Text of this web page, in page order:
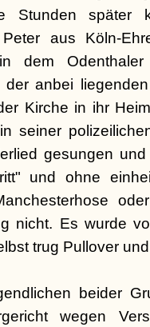
Stunden später
aus Köln-
dem
der anbei
Kirche in ihr
seiner
gesungen
und ohne
nicht. Es wurde
trug Pullover
beider
wegen